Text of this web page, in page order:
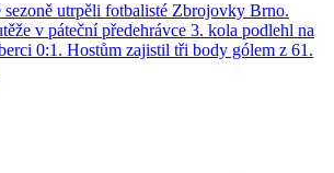
utrpěli fotbalisté Zbrojovky Brno.
v páteční předehrávce 3. kola podlehl na
0:1. Hostům zajistil tři body gólem z 61.